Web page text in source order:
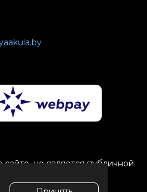
не является публичной